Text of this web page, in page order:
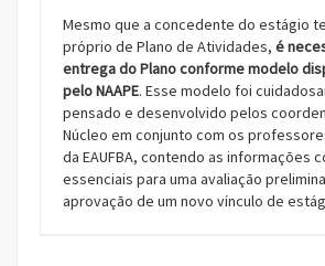
Mesmo que a concedente do estágio
próprio de Plano de Atividades, é
entrega do Plano conforme modelo
pelo NAAPE. Esse modelo foi
pensado e desenvolvido pelos
Núcleo em conjunto com os
da EAUFBA, contendo as informações
essenciais para uma avaliação
aprovação de um novo vínculo de